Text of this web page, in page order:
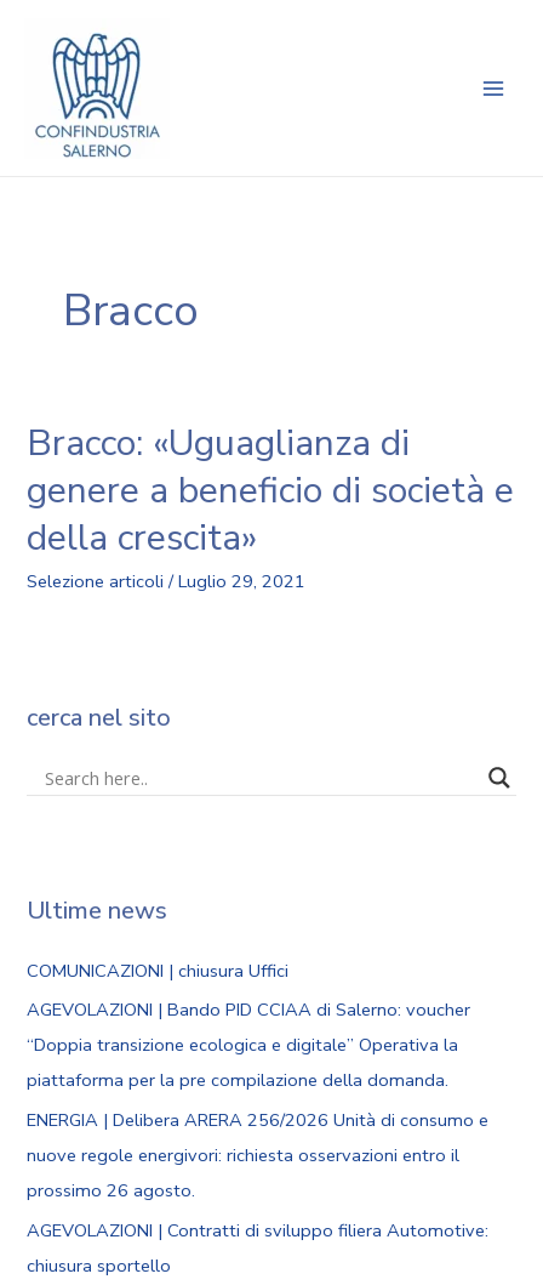
contenuto
Bracco
Bracco: «Uguaglianza di
genere a beneficio di società e
della crescita»
Selezione articoli /Luglio 29, 2021
cerca nel sito
Ultime news
COMUNICAZIONI | chiusura Uffici
AGEVOLAZIONI | Bando PID CCIAA di Salerno: voucher
“Doppia transizione ecologica e digitale” Operativa la
piattaforma per la pre compilazione della domanda.
ENERGIA | Delibera ARERA 256/2026 Unità di consumo e
nuove regole energivori: richiesta osservazioni entro il
prossimo 26 agosto.
AGEVOLAZIONI | Contratti di sviluppo filiera Automotive:
chiusura sportello